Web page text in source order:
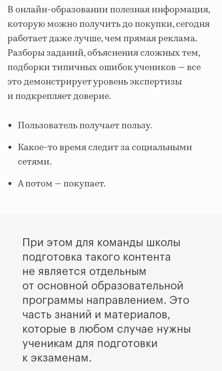
В онлайн-образовании полезная информация,
которую можно получить до покупки, сегодня
работает даже лучше, чем прямая реклама.
Разборы заданий, объяснения сложных тем,
подборки типичных ошибок учеников — все
это демонстрирует уровень экспертизы
и подкрепляет доверие.
Пользователь получает пользу.
Какое-то время следит за социальными
сетями.
А потом — покупает.
При этом для команды школы
подготовка такого контента
не является отдельным
от основной образовательной
программы направлением. Это
часть знаний и материалов,
которые в любом случае нужны
ученикам для подготовки
к экзаменам.